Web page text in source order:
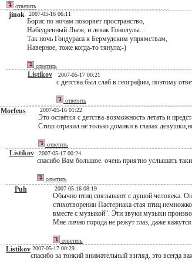
ответить
jinok 2007-05-16 06:11
Борис по ночам покоряет пространство,
Набедренный Льеж, и левак Гонолулы...
Так ночь Гондураса к Бермудским упрямствам,
Наверное, тоже когда-то тянула;-)
ответить
Listikov 2007-05-17 00:21
с детства был слаб в географии, поэтому
ответить
Morfeus 2007-05-16 01:22
Это остаётся с детства-возможность летать и
Стиш отразил не только домики в глазах
ответить
Listikov 2007-05-17 00:24
спасибо Вам большое. очень приятно услышать
ответить
Puh 2007-05-16 08:19
Обычно птиц связывают с душой человека.
стихотворении Пастернака стая птиц
вместе с музыкой". Эти звуки музыки
Мне лично города не режут глаз, даже
ответить
Listikov 2007-05-17 00:29
спасибо за тонкий внимательный взгляд. это всегда